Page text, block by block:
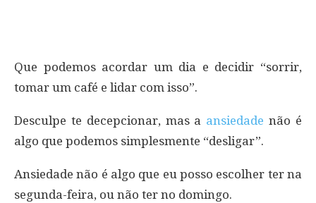
Que podemos acordar um dia e decidir “sorrir,
tomar um café e lidar com isso”.
Desculpe te decepcionar, mas a ansiedade não é
algo que podemos simplesmente “desligar”.
Ansiedade não é algo que eu posso escolher ter na
segunda-feira, ou não ter no domingo.